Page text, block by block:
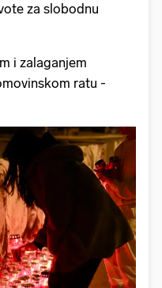
za slobodnu
i zalaganjem
ratu -